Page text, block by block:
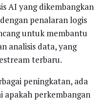
AI yang dikembangkan
penalaran logis
untuk membantu
analisis data, yang
terbaru.
peningkatan, ada
apakah perkembangan